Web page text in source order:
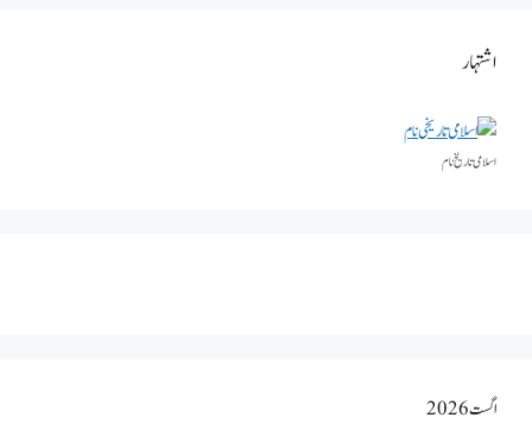
اشتہار
اسلامی تاریخٰ نام
اگست 2026